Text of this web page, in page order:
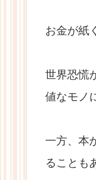
お金が紙
世界恐慌
値なモノ
一方、本
ることも